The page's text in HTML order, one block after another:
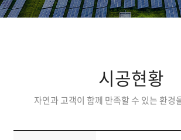
시공현황
자연과 고객이 함께 만족할 수 있는 환경